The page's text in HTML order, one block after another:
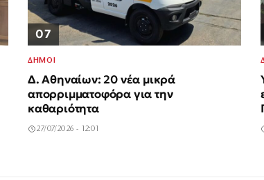
07
ΔΗΜΟΙ
Δ. Αθηναίων: 20 νέα μικρά
απορριμματοφόρα για την
καθαριότητα
27/07/2026 - 12:01